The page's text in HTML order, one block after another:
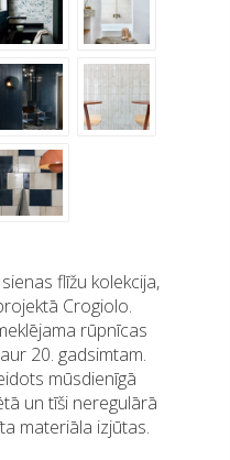
flīžu kolekcija,
Crogiolo.
rūpnīcas
20. gadsimtam.
mūsdienīgā
un tīši neregulārā
materiāla izjūtas.